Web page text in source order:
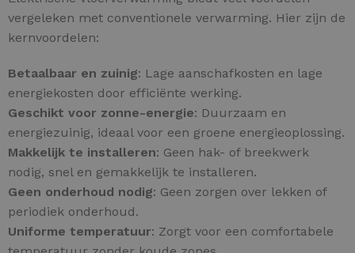
vergeleken met conventionele verwarming. Hier zijn de
kernvoordelen:
Betaalbaar en zuinig: Lage aanschafkosten en lage
energiekosten door efficiënte werking.
Geschikt voor zonne-energie: Duurzaam en
energiezuinig, ideaal voor een groene energieoplossing.
Makkelijk te installeren: Geen hak- of breekwerk
nodig, snel en gemakkelijk te installeren.
Geen onderhoud nodig: Geen zorgen over lekken of
periodiek onderhoud.
Uniforme temperatuur: Zorgt voor een comfortabele